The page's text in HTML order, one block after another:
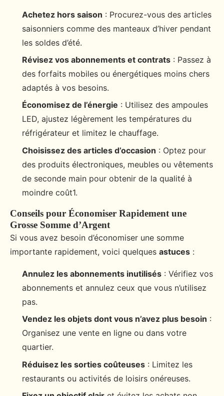
Achetez hors saison : Procurez-vous des articles
saisonniers comme des manteaux d’hiver pendant
les soldes d’été.
Révisez vos abonnements et contrats : Passez à
des forfaits mobiles ou énergétiques moins chers
adaptés à vos besoins.
Économisez de l’énergie : Utilisez des ampoules
LED, ajustez légèrement les températures du
réfrigérateur et limitez le chauffage.
Choisissez des articles d’occasion : Optez pour
des produits électroniques, meubles ou vêtements
de seconde main pour obtenir de la qualité à
moindre coût1.
Conseils pour Économiser Rapidement une
Grosse Somme d’Argent
Si vous avez besoin d’économiser une somme
importante rapidement, voici quelques astuces :
Annulez les abonnements inutilisés : Vérifiez vos
abonnements et annulez ceux que vous n’utilisez
pas.
Vendez les objets dont vous n’avez plus besoin :
Organisez une vente en ligne ou dans votre
quartier.
Réduisez les sorties coûteuses : Limitez les
restaurants ou activités de loisirs onéreuses.